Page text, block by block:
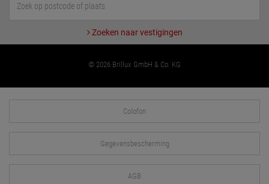
Zoeken naar vestigingen
© 2026 Brillux GmbH & Co. KG
Colofon
Gegevensbescherming
AGB